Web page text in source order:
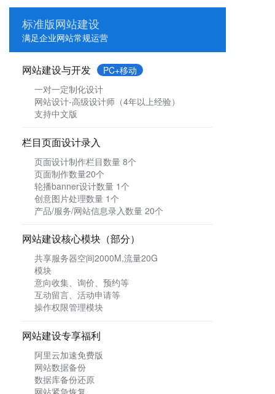
标准版网站建设
满足企业网站常规运营
网站建设与开发
PC+移动
一对一定制化设计
网站设计-高级设计师（4年以上经验）
支持中文版
栏目页面设计录入
页面设计制作栏目数量 8个
页面制作数量20个
轮播banner设计数量 1个
创意图片处理数量 1个
产品/服务/网站信息录入数量 20个
网站建设核心模块（部分）
共享服务器空间2000M,流量20G
模块
意向收集、询价、预约等
互动留言、活动申请等
操作权限管理模块
网站建设专享福利
阿里云加速免费版
网站数据备份
数据库备份还原